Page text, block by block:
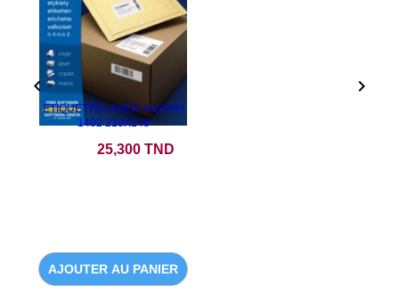
ETIQUETTE LASER A4/2 Réf
1402 210X148
25,300 TND
AJOUTER AU PANIER
 